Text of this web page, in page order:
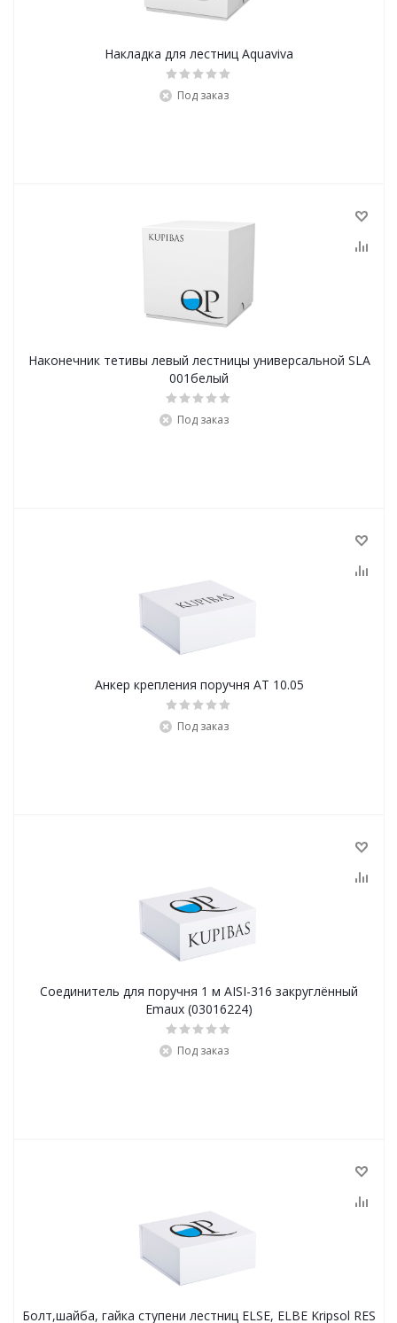
Накладка для лестниц Aquaviva
Под заказ
Наконечник тетивы левый лестницы универсальной SLA
001белый
Под заказ
Анкер крепления поручня АТ 10.05
Под заказ
Соединитель для поручня 1 м AISI-316 закруглённый
Emaux (03016224)
Под заказ
Болт,шайба, гайка ступени лестниц ELSE, ELBE Kripsol RES